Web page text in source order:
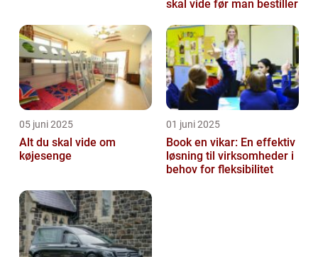
skal vide før man bestiller
05 juni 2025
Alt du skal vide om
køjesenge
01 juni 2025
Book en vikar: En effektiv
løsning til virksomheder i
behov for fleksibilitet